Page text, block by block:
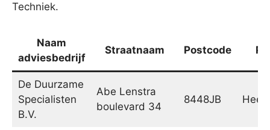
Techniek.
Naam
adviesbedrijf
Straatnaam Postcode
De Duurzame
Specialisten
B.V.
Abe Lenstra
boulevard 34
8448JB